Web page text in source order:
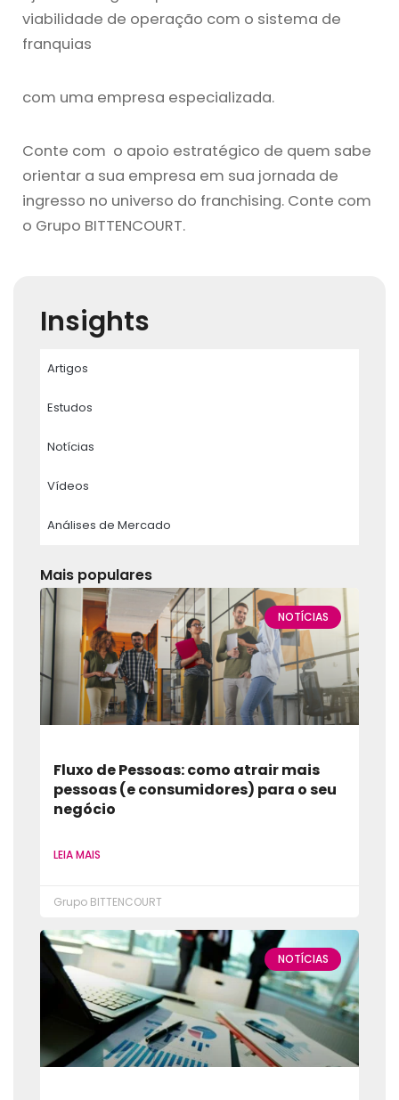
viabilidade de operação com o sistema de
franquias
com uma empresa especializada.
Conte com o apoio estratégico de quem sabe
orientar a sua empresa em sua jornada de
ingresso no universo do franchising. Conte com
o Grupo BITTENCOURT.
Insights
Artigos
Estudos
Notícias
Vídeos
Análises de Mercado
Mais populares
NOTÍCIAS
Fluxo de Pessoas: como atrair mais
pessoas (e consumidores) para o seu
negócio
LEIA MAIS
Grupo BITTENCOURT
NOTÍCIAS